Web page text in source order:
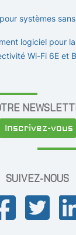
systèmes
logiciel pour
Wi-Fi 6E et
Inscrivez-vous
SUIVEZ-NOUS